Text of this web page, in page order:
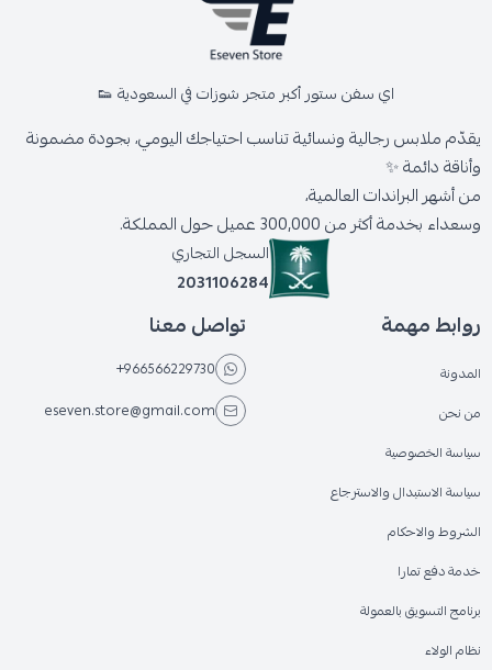
اي سفن ستور أكبر متجر شوزات في السعودية 👟
يقدّم ملابس رجالية ونسائية تناسب احتياجك اليومي، بجودة مضمونة
وأناقة دائمة ✨
من أشهر البراندات العالمية،
وسعداء بخدمة أكثر من 300,000 عميل حول المملكة.
السجل التجاري
2031106284
روابط مهمة
المدونة
من نحن
سياسة الخصوصية
سياسة الاستبدال والاسترجاع
الشروط والاحكام
خدمة دفع تمارا
برنامج التسويق بالعمولة
نظام الولاء
تواصل معنا
+966566229730
eseven.store@gmail.com